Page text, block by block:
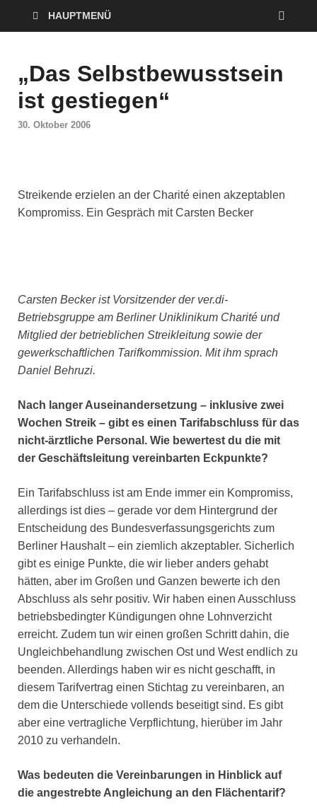
HAUPTMENÜ
„Das Selbstbewusstsein
ist gestiegen“
30. Oktober 2006
Streikende erzielen an der Charité einen akzeptablen
Kompromiss. Ein Gespräch mit Carsten Becker
Carsten Becker ist Vorsitzender der ver.di-
Betriebsgruppe am Berliner Uniklinikum Charité und
Mitglied der betrieblichen Streikleitung sowie der
gewerkschaftlichen Tarifkommission. Mit ihm sprach
Daniel Behruzi.
Nach langer Auseinandersetzung – inklusive zwei
Wochen Streik – gibt es einen Tarifabschluss für das
nicht-ärztliche Personal. Wie bewertest du die mit
der Geschäftsleitung vereinbarten Eckpunkte?
Ein Tarifabschluss ist am Ende immer ein Kompromiss,
allerdings ist dies – gerade vor dem Hintergrund der
Entscheidung des Bundesverfassungsgerichts zum
Berliner Haushalt – ein ziemlich akzeptabler. Sicherlich
gibt es einige Punkte, die wir lieber anders gehabt
hätten, aber im Großen und Ganzen bewerte ich den
Abschluss als sehr positiv. Wir haben einen Ausschluss
betriebsbedingter Kündigungen ohne Lohnverzicht
erreicht. Zudem tun wir einen großen Schritt dahin, die
Ungleichbehandlung zwischen Ost und West endlich zu
beenden. Allerdings haben wir es nicht geschafft, in
diesem Tarifvertrag einen Stichtag zu vereinbaren, an
dem die Unterschiede vollends beseitigt sind. Es gibt
aber eine vertragliche Verpflichtung, hierüber im Jahr
2010 zu verhandeln.
Was bedeuten die Vereinbarungen in Hinblick auf
die angestrebte Angleichung an den Flächentarif?